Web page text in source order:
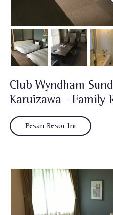
Club Wyndham
Karuizawa - Family
Pesan Resor Ini